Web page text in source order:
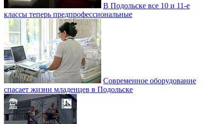
В Подольске все 10 и 11-е
классы теперь предпрофессиональные
Современное оборудование
спасает жизни младенцев в Подольске